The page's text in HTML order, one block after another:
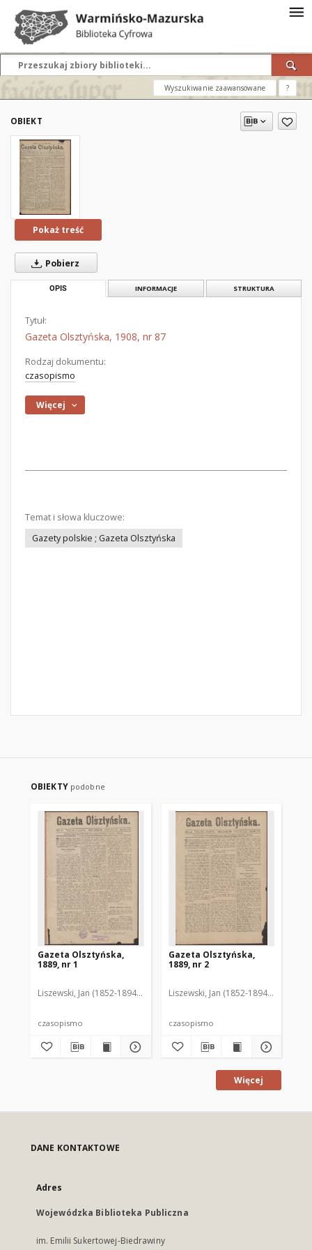
Wyszukiwanie zaawansowane ?
OBIEKT
Pokaż treść
Pobierz
OPIS INFORMACJE STRUKTURA
Tytuł:
Gazeta Olsztyńska, 1908, nr 87
Rodzaj dokumentu:
czasopismo
Więcej
Temat i słowa kluczowe:
Gazety polskie ; Gazeta Olsztyńska
OBIEKTY podobne
Gazeta Olsztyńska,
1889, nr 1
Liszewski, Jan (1852-1894). Red.
czasopismo
Gazeta Olsztyńska,
1889, nr 2
Liszewski, Jan (1852-1894). Red.
czasopismo
Więcej
DANE KONTAKTOWE
Adres
Wojewódzka Biblioteka Publiczna
im. Emilii Sukertowej-Biedrawiny